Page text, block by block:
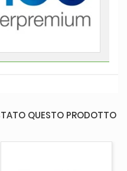
QUESTO PRODOTTO